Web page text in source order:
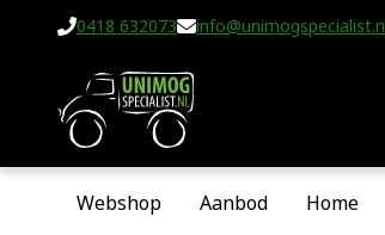
0418 632073
Webshop Aanbod Home